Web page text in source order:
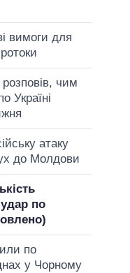
вимоги для
чим
Україні
атаку
до Молдови
по
по
у Чорному